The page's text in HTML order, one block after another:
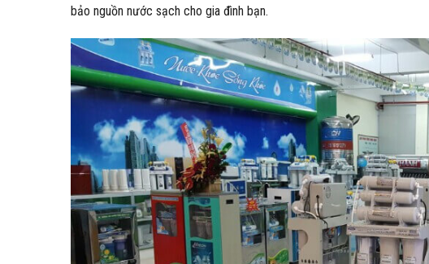
bảo nguồn nước sạch cho gia đình bạn.